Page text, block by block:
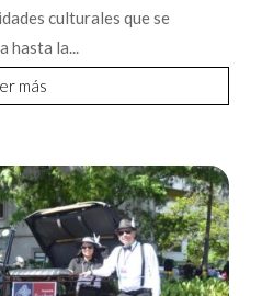
culturales que se
hasta la...
más